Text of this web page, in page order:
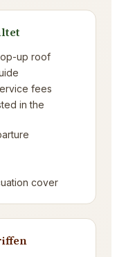
up roof
fees
in the
cover